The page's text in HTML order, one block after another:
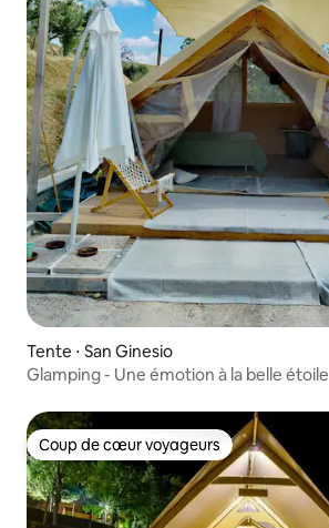
Tente ⋅ San Ginesio
Glamping - Une émotion à la belle étoile
Coup de cœur voyageurs
Coup de cœur voyageurs